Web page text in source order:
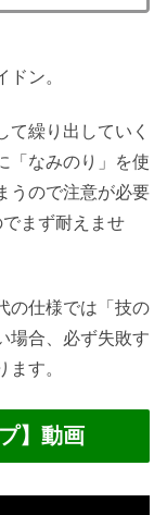
ン。
て繰り出していく
「なみのり」を使
うので注意が必要
まず耐えませ
の仕様では「技の
場合、必ず失敗す
す。
】動画